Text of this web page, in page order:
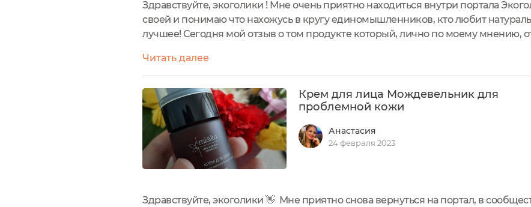
Здравствуйте, экоголики ! Мне очень приятно находиться внутри портала
своей и понимаю что нахожусь в кругу единомышленников, кто любит
лучшее! Сегодня мой отзыв о том продукте который, лично по моему мнению,
сохранить красоту...
Читать далее
Крем для лица Мождевельник для
проблемной кожи
Анастасия
24 февраля 2023
Здравствуйте, экоголики 👋 Мне приятно снова вернуться на портал, в